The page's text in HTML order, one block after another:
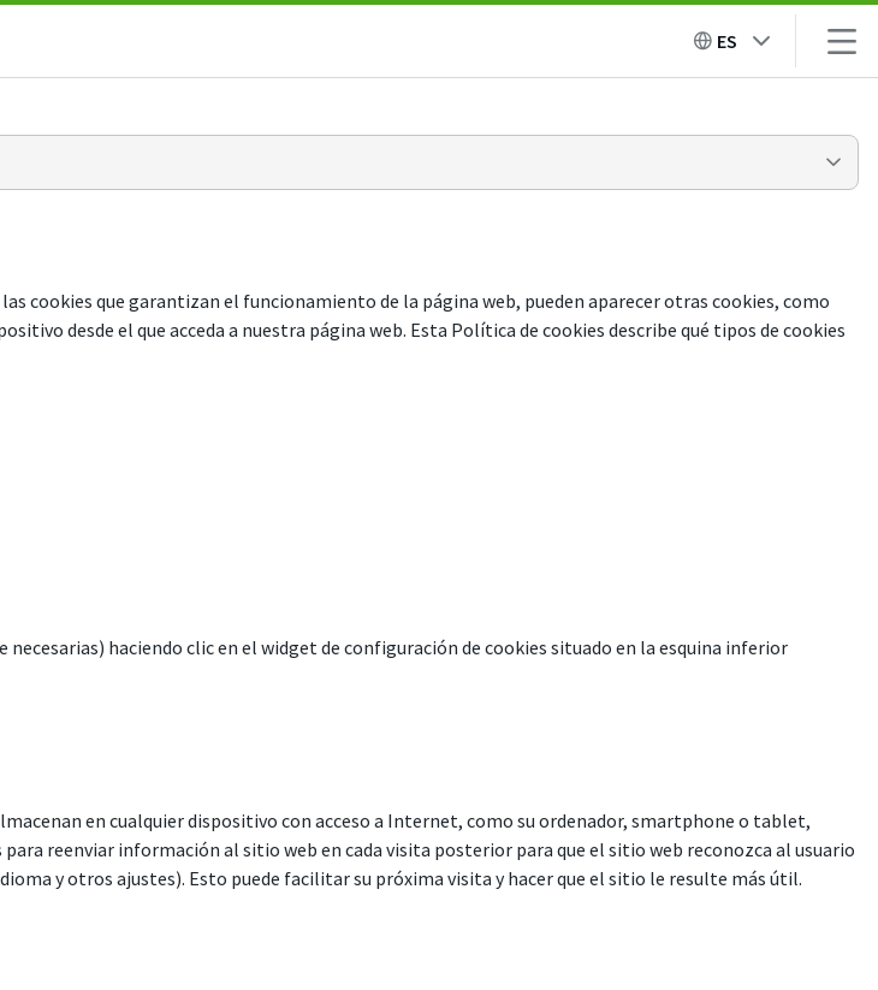
ES
cookies que garantizan el funcionamiento de la página web, pueden aparecer otras cookies, como
desde el que acceda a nuestra página web. Esta Política de cookies describe qué tipos de cookies
haciendo clic en el widget de configuración de cookies situado en la esquina inferior
en cualquier dispositivo con acceso a Internet, como su ordenador, smartphone o tablet,
reenviar información al sitio web en cada visita posterior para que el sitio web reconozca al usuario
y otros ajustes). Esto puede facilitar su próxima visita y hacer que el sitio le resulte más útil.